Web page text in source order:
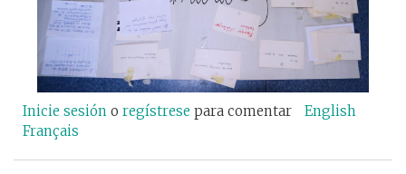
Inicie sesión o regístrese para comentar
English
Français